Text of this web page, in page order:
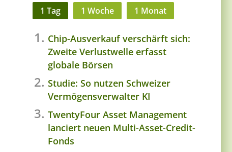
1 Tag 1 Woche 1 Monat
Chip-Ausverkauf verschärft sich:
Zweite Verlustwelle erfasst
globale Börsen
Studie: So nutzen Schweizer
Vermögensverwalter KI
TwentyFour Asset Management
lanciert neuen Multi-Asset-Credit-
Fonds